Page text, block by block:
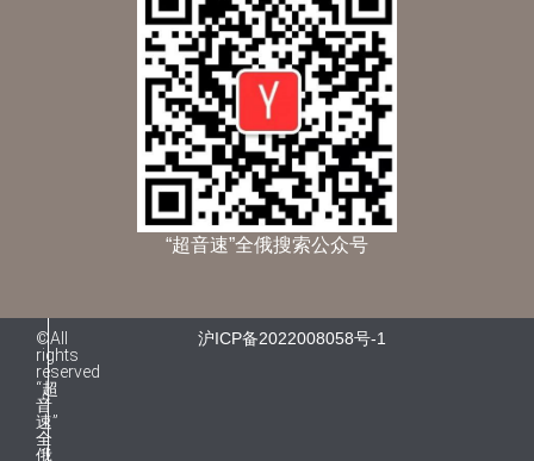
“超音速”全俄搜索公众号
©All
rights
reserved
“超
音
速”
全
俄
沪ICP备2022008058号-1